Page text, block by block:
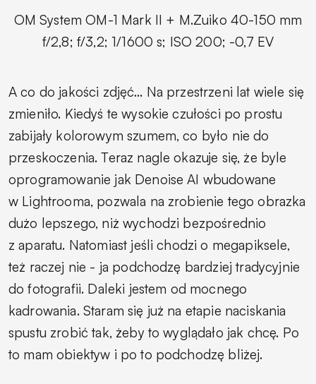
OM System OM-1 Mark II + M.Zuiko 40-150 mm
f/2,8; f/3,2; 1/1600 s; ISO 200; -0,7 EV
A co do jakości zdjęć… Na przestrzeni lat wiele się
zmieniło. Kiedyś te wysokie czułości po prostu
zabijały kolorowym szumem, co było nie do
przeskoczenia. Teraz nagle okazuje się, że byle
oprogramowanie jak Denoise AI wbudowane
w Lightrooma, pozwala na zrobienie tego obrazka
dużo lepszego, niż wychodzi bezpośrednio
z aparatu. Natomiast jeśli chodzi o megapiksele,
też raczej nie - ja podchodzę bardziej tradycyjnie
do fotografii. Daleki jestem od mocnego
kadrowania. Staram się już na etapie naciskania
spustu zrobić tak, żeby to wyglądało jak chcę. Po
to mam obiektyw i po to podchodzę bliżej.